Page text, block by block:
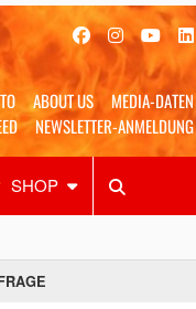
ABOUT US
MEDIA-DATEN
NEWSLETTER-ANMELDUNG
SHOP
Shop SUCHEN